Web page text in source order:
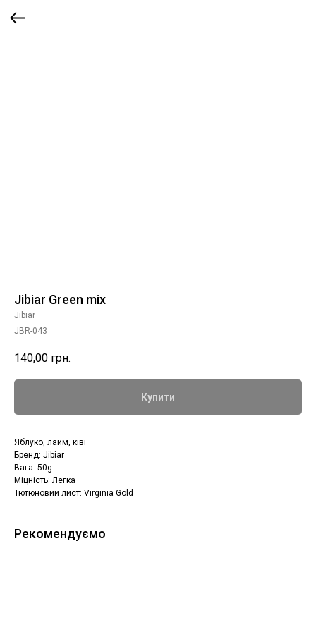
Jibiar Green mix
Jibiar
JBR-043
140,00 грн.
Купити
Яблуко, лайм, ківі
Бренд: Jibiar
Вага: 50g
Міцність: Легка
Тютюновий лист: Virginia Gold
Рекомендуємо